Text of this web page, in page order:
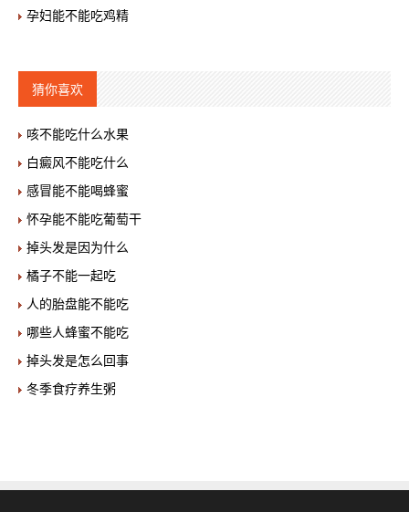
孕妇能不能吃鸡精
猜你喜欢
咳不能吃什么水果
白癜风不能吃什么
感冒能不能喝蜂蜜
怀孕能不能吃葡萄干
掉头发是因为什么
橘子不能一起吃
人的胎盘能不能吃
哪些人蜂蜜不能吃
掉头发是怎么回事
冬季食疗养生粥